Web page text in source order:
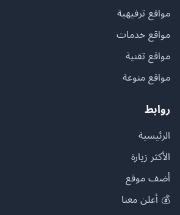
مواقع ترفيهية
مواقع خدمات
مواقع تقنية
مواقع منوعة
روابط
الرئيسية
الأكثر زيارة
أضف موقع
💰 أعلن معنا